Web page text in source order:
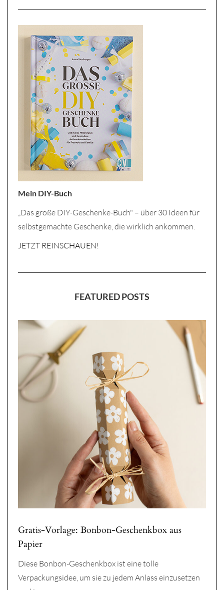
Mein DIY-Buch
„Das große DIY-Geschenke-Buch" – über 30 Ideen für
selbstgemachte Geschenke, die wirklich ankommen.
JETZT REINSCHAUEN!
FEATURED POSTS
Gratis-Vorlage: Bonbon-Geschenkbox aus
Papier
Diese Bonbon-Geschenkbox ist eine tolle
Verpackungsidee, um sie zu jedem Anlass einzusetzen